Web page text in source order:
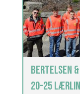
BERTELSEN
20-25